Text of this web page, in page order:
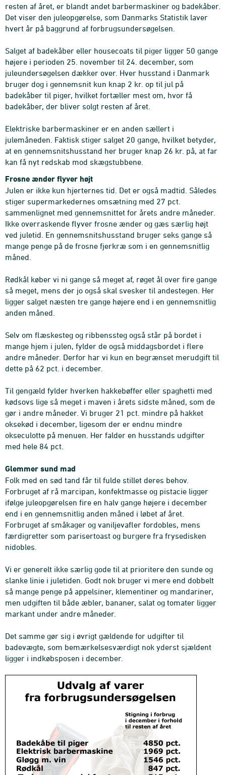
resten af året, er blandt andet barbermaskiner og badekåber.
Det viser den juleopgørelse, som Danmarks Statistik laver
hvert år på baggrund af forbrugsundersøgelsen.
Salget af badekåber eller housecoats til piger ligger 50 gange
højere i perioden 25. november til 24. december, som
juleundersøgelsen dækker over. Hver husstand i Danmark
bruger dog i gennemsnit kun knap 2 kr. op til jul på
badekåber til piger, hvilket fortæller mest om, hvor få
badekåber, der bliver solgt resten af året.
Elektriske barbermaskiner er en anden sællert i
julemåneden. Faktisk stiger salget 20 gange, hvilket betyder,
at en gennemsnitshusstand her bruger knap 26 kr. på, at far
kan få nyt redskab mod skægstubbene.
Frosne ænder flyver højt
Julen er ikke kun hjerternes tid. Det er også madtid. Således
stiger supermarkedernes omsætning med 27 pct.
sammenlignet med gennemsnittet for årets andre måneder.
Ikke overraskende flyver frosne ænder og gæs særlig højt
ved juletid. En gennemsnitshusstand bruger seks gange så
mange penge på de frosne fjerkræ som i en gennemsnitlig
måned.
Rødkål køber vi ni gange så meget af, røget ål over fire gange
så meget, mens der jo også skal svesker til andestegen. Her
ligger salget næsten tre gange højere end i en gennemsnitlig
anden måned.
Selv om flæskesteg og ribbenssteg også står på bordet i
mange hjem i julen, fylder de også middagsbordet i flere
andre måneder. Derfor har vi kun en begrænset merudgift til
dette på 62 pct. i december.
Til gengæld fylder hverken hakkebøffer eller spaghetti med
kødsovs lige så meget i maven i årets sidste måned, som de
gør i andre måneder. Vi bruger 21 pct. mindre på hakket
oksekød i december, ligesom der er endnu mindre
okseculotte på menuen. Her falder en husstands udgifter
med hele 84 pct.
Glemmer sund mad
Folk med en sød tand får til fulde stillet deres behov.
Forbruget af rå marcipan, konfektmasse og pistacie ligger
ifølge juleopgørelsen fire en halv gange højere i december
end i en gennemsnitlig anden måned i løbet af året.
Forbruget af småkager og vaniljevafler fordobles, mens
færdigretter som parisertoast og burgere fra frysedisken
nidobles.
Vi er generelt ikke særlig gode til at prioritere den sunde og
slanke linie i juletiden. Godt nok bruger vi mere end dobbelt
så mange penge på appelsiner, klementiner og mandariner,
men udgiften til både æbler, bananer, salat og tomater ligger
markant under andre måneder.
Det samme gør sig i øvrigt gældende for udgifter til
badevægte, som bemærkelsesværdigt nok yderst sjældent
ligger i indkøbsposen i december.